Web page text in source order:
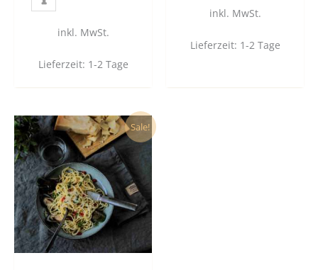
inkl. MwSt.
Lieferzeit: 1-2 Tage
inkl. MwSt.
Lieferzeit: 1-2 Tage
Sale!
Dieses
Produkt
weist
mehrere
Varianten
auf.
Optionen